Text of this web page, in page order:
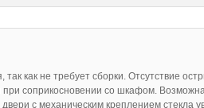
как не требует сборки. Отсутствие
соприкосновении со шкафом.
с механическим креплением стекла